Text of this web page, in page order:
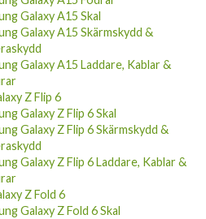
Galaxy A15 Skärmskydd &
Galaxy A15 Laddare, Kablar &
Z Flip 6
Galaxy Z Flip 6 Skal
Galaxy Z Flip 6 Skärmskydd &
Galaxy Z Flip 6 Laddare, Kablar &
Z Fold 6
Galaxy Z Fold 6 Skal
Galaxy Z Fold 6 Skärmskydd &